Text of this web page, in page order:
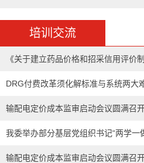
培训交流
《关于建立药品价格和招采信用评价
读
DRG付费改革须化解标准与系统两大
输配电定价成本监审启动会议圆满召
我委举办部分基层党组织书记“两学一
输配电定价成本监审启动会议圆满召